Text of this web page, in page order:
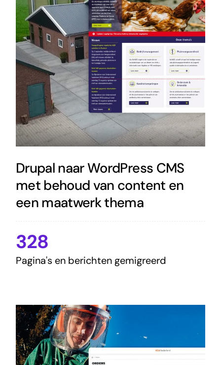
Drupal naar WordPress CMS
met behoud van content en
een maatwerk thema
328
Pagina's en berichten gemigreerd